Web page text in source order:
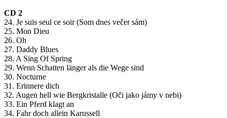
CD 2
24. Je suis seul ce soir (Som dnes večer sám)
25. Mon Dieu
26. Oh
27. Daddy Blues
28. A Sing Of Spring
29. Wenn Schatten länger als die Wege sind
30. Nocturne
31. Erinnere dich
32. Augen hell wie Bergkristalle (Oči jako jámy v nebi)
33. Ein Pferd klagt an
34. Fahr doch allein Karussell